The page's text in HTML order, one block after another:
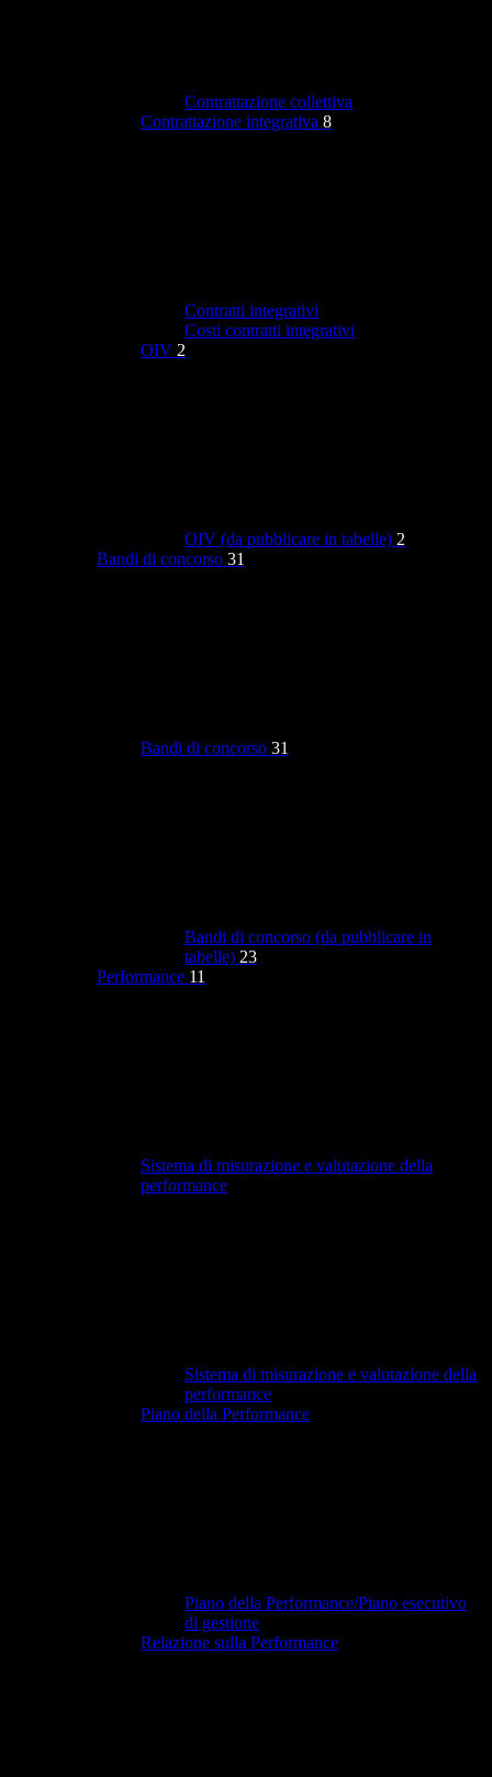
Contrattazione collettiva
Contrattazione integrativa 8
Contratti integrativi
Costi contratti integrativi
OIV 2
OIV (da pubblicare in tabelle) 2
Bandi di concorso 31
Bandi di concorso 31
Bandi di concorso (da pubblicare in
tabelle) 23
Performance 11
Sistema di misurazione e valutazione della
performance
Sistema di misurazione e valutazione della
performance
Piano della Performance
Piano della Performance/Piano esecutivo
di gestione
Relazione sulla Performance